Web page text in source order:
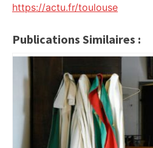
https://actu.fr/toulouse
Publications Similaires :